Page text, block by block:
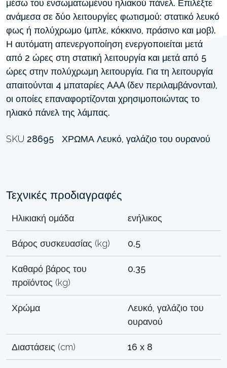
μέσω του ενσωματωμένου ηλιακού πάνελ. Επιλέξτε
ανάμεσα σε δύο λειτουργίες φωτισμού: στατικό λευκό
φως ή πολύχρωμο (μπλε, κόκκινο, πράσινο και μοβ).
Η αυτόματη απενεργοποίηση ενεργοποιείται μετά
από 2 ώρες στη στατική λειτουργία και μετά από 5
ώρες στην πολύχρωμη λειτουργία. Για τη λειτουργία
απαιτούνται 4 μπαταρίες AAA (δεν περιλαμβάνονται),
οι οποίες επαναφορτίζονται χρησιμοποιώντας το
ηλιακό πάνελ της λάμπας.
SKU 28695 ΧΡΏΜΑ Λευκό, γαλάζιο του ουρανού
Τεχνικές προδιαγραφές
Ηλικιακή ομάδα ενήλικος
Βάρος συσκευασίας (kg) 0.5
Καθαρό βάρος του
προϊόντος (kg)
0.35
Χρώμα
Λευκό, γαλάζιο του
ουρανού
Διαστάσεις (cm) 16 x 8